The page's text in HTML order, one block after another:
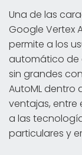
Una de las
Google Vertex
permite a los
automático de
sin grandes
AutoML dentro
ventajas, entre
a las
particulares y